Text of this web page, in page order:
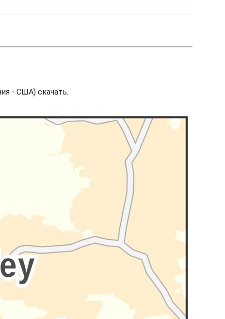
- США) скачать.